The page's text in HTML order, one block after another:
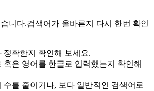
니다.검색어가 올바른지 다시 한번 확인
정확한지 확인해 보세요.
혹은 영어를 한글로 입력했는지 확인해
수를 줄이거나, 보다 일반적인 검색어로